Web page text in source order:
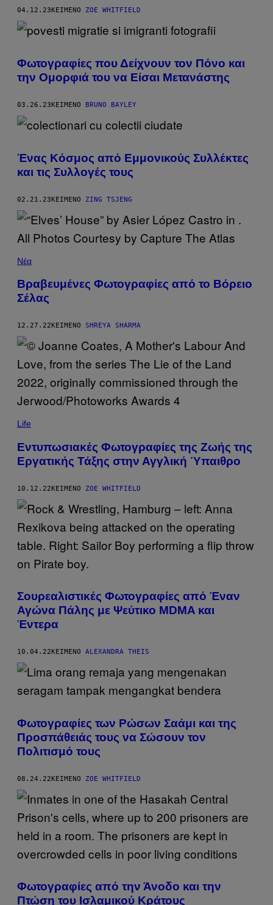
04.12.23 ΚΕΊΜΕΝΟ ZOE WHITFIELD
Φωτογραφίες που Δείχνουν τον Πόνο και
την Ομορφιά του να Είσαι Μετανάστης
03.26.23ΚΕΊΜΕΝΟ BRUNO BAYLEY
Ένας Κόσμος από Εμμονικούς Συλλέκτες
και τις Συλλογές τους
02.21.23ΚΕΊΜΕΝΟ ZING TSJENG
Νέα
Βραβευμένες Φωτογραφίες από το Βόρειο
Σέλας
12.27.22 ΚΕΊΜΕΝΟ SHREYA SHARMA
Life
Εντυπωσιακές Φωτογραφίες της Ζωής της
Εργατικής Τάξης στην Αγγλική Ύπαιθρο
10.12.22ΚΕΊΜΕΝΟ ZOE WHITFIELD
Σουρεαλιστικές Φωτογραφίες από Έναν
Αγώνα Πάλης με Ψεύτικο MDMA και
Έντερα
10.04.22 ΚΕΊΜΕΝΟ ALEXANDRA THEIS
Φωτογραφίες των Ρώσων Σαάμι και της
Προσπάθειάς τους να Σώσουν τον
Πολιτισμό τους
08.24.22ΚΕΊΜΕΝΟ ZOE WHITFIELD
Φωτογραφίες από την Άνοδο και την
Πτώση του Ισλαμικού Κράτους